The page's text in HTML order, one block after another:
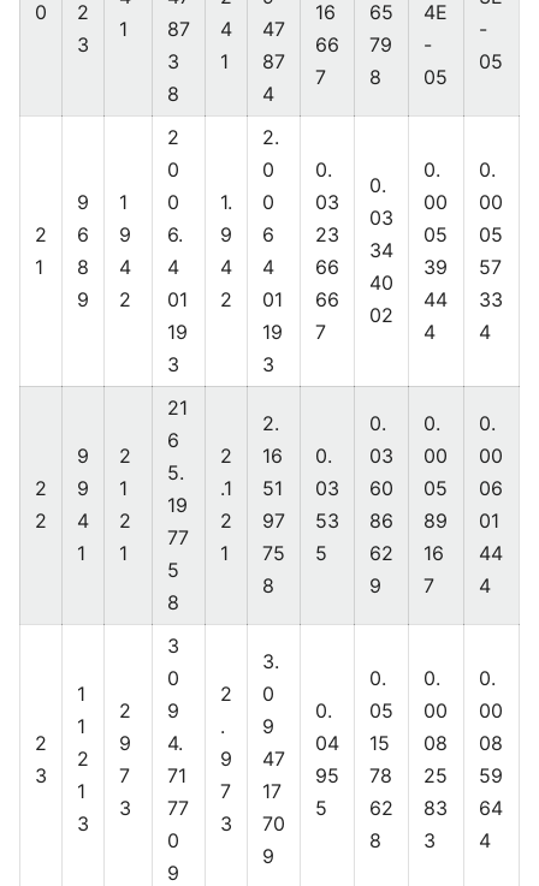
0
2
3
1
87
3
8
4
1
47
87
4
16
66
7
65
79
8
4E
-
05
-
05
2
1
9
6
8
9
1
9
4
2
2
0
0
6.
4
01
19
3
1.
9
4
2
2.
0
0
6
4
01
19
3
0.
03
23
66
66
7
0.
03
34
40
02
0.
00
05
39
44
4
0.
00
05
57
33
4
2
2
9
9
4
1
2
1
2
1
21
6
5.
19
77
5
8
2
.1
2
1
2.
16
51
97
75
8
0.
03
53
5
0.
03
60
86
62
9
0.
00
05
89
16
7
0.
00
06
01
44
4
2
3
1
1
2
1
3
2
9
7
3
3
0
9
4.
71
77
0
9
2
.
9
7
3
3.
0
9
47
17
70
9
0.
04
95
5
0.
05
15
78
62
8
0.
00
08
25
83
3
0.
00
08
59
64
4